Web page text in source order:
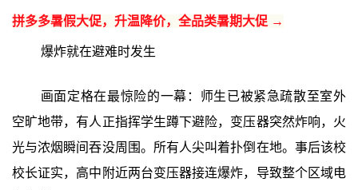
拼多多暑假大促，升温降价，全品类暑期大促 →
爆炸就在避难时发生
画面定格在最惊险的一幕：师生已被紧急疏散至室外
空旷地带，有人正指挥学生蹲下避险，变压器突然炸响，火
光与浓烟瞬间吞没周围。所有人尖叫着扑倒在地。事后该校
校长证实，高中附近两台变压器接连爆炸，导致整个区域电